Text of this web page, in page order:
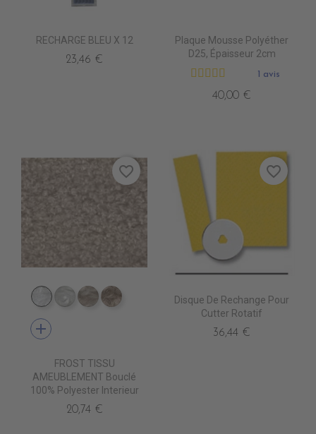
RECHARGE BLEU X 12
23,46 €
Plaque Mousse Polyéther
D25, Épaisseur 2cm
1 avis
40,00 €
TA5300 BLANC
TA5301 CREME
TA5302 LIN
TA5303 BEIGE
add
FROST TISSU
AMEUBLEMENT Bouclé
100% Polyester Interieur
20,74 €
favorite_border
Disque De Rechange Pour
Cutter Rotatif
36,44 €
favorite_border